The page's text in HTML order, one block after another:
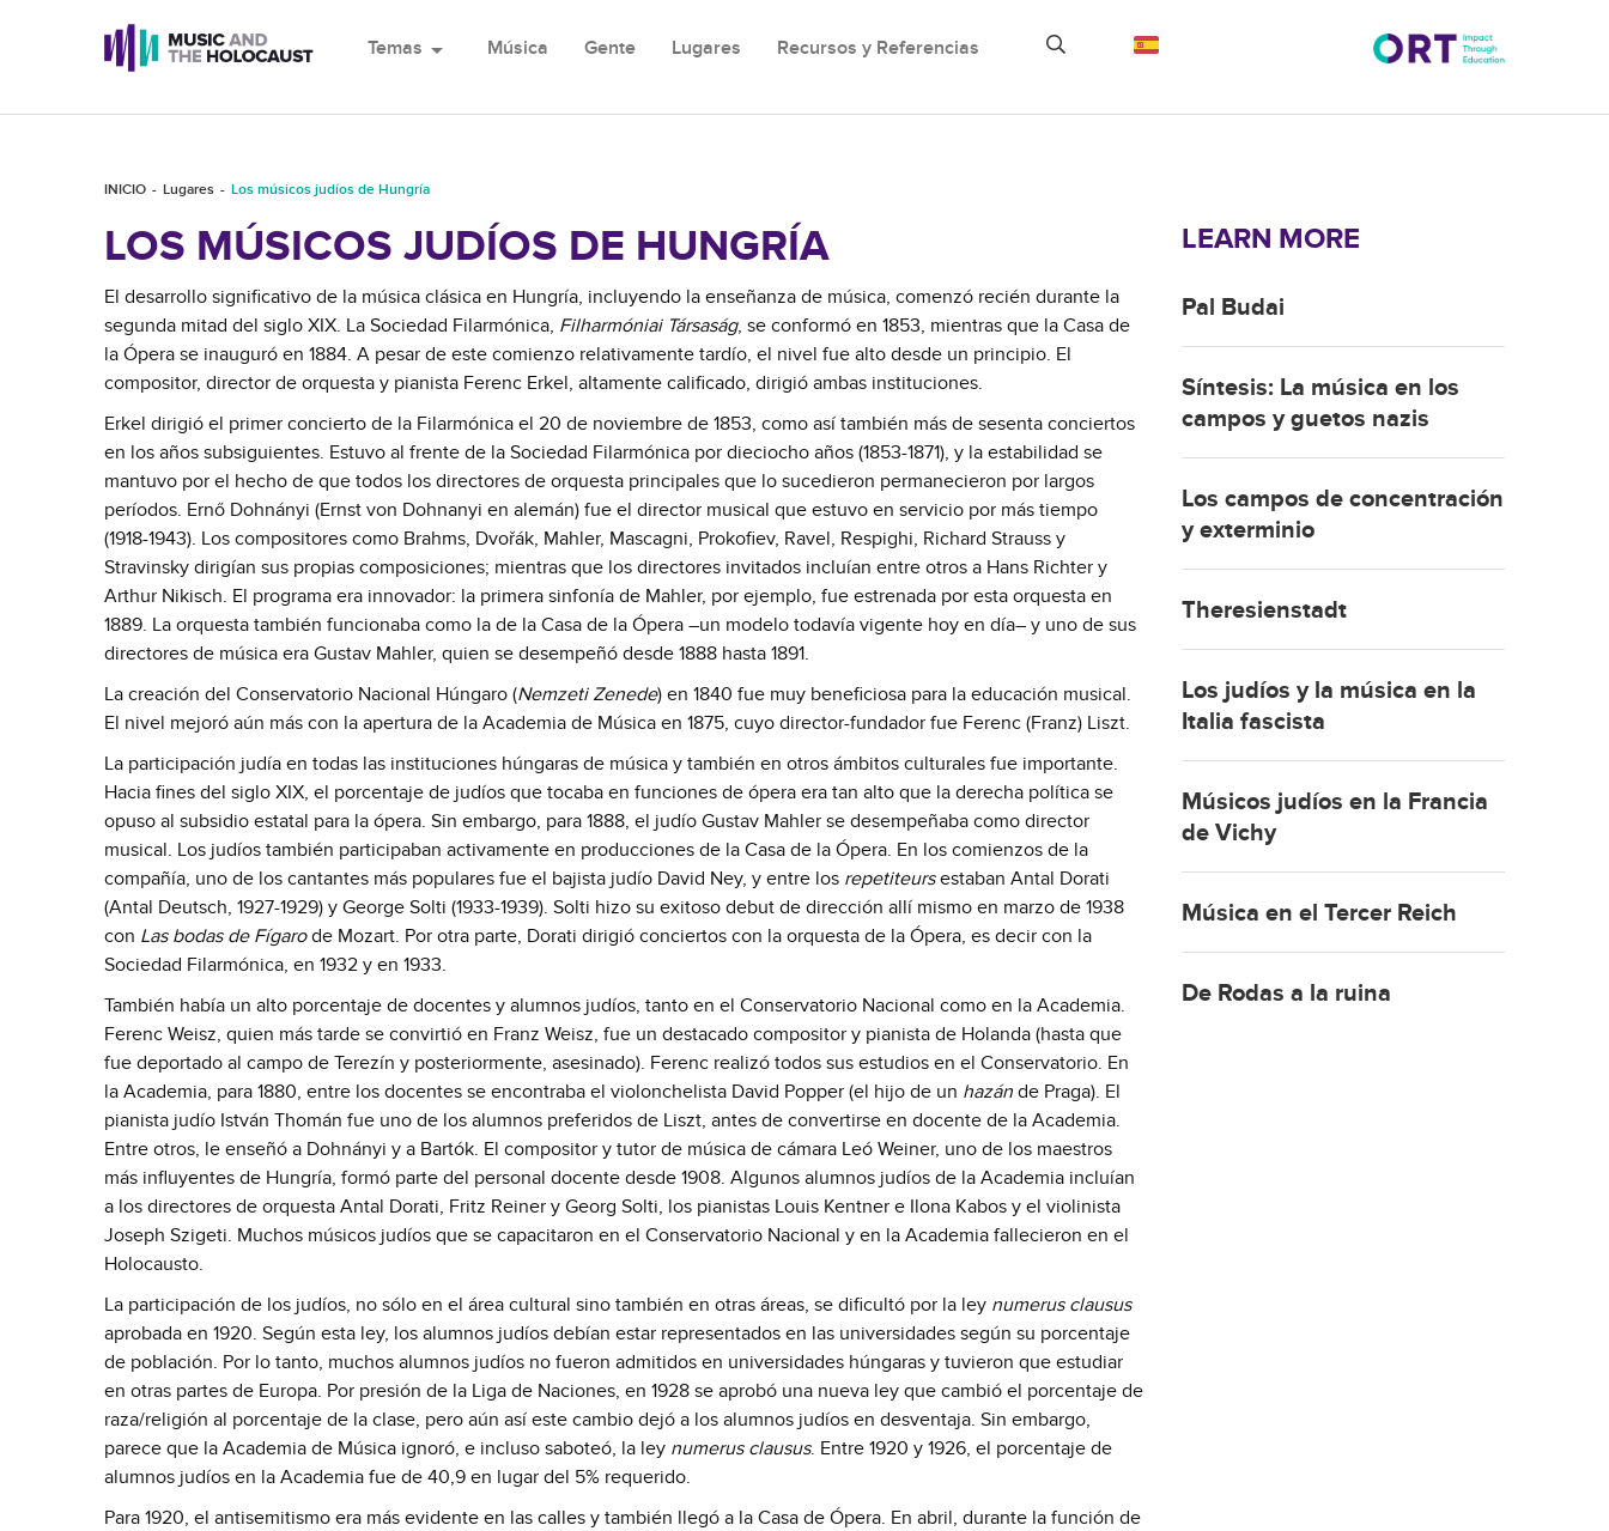
Temas arrow_drop_down Música Gente Lugares Recursos y Referencias
INICIO Lugares Los músicos judíos de Hungría
LOS MÚSICOS JUDÍOS DE HUNGRÍA
El desarrollo significativo de la música clásica en Hungría, incluyendo la enseñanza de música, comenzó recién durante la
segunda mitad del siglo XIX. La Sociedad Filarmónica, Filharmóniai Társaság, se conformó en 1853, mientras que la Casa de
la Ópera se inauguró en 1884. A pesar de este comienzo relativamente tardío, el nivel fue alto desde un principio. El
compositor, director de orquesta y pianista Ferenc Erkel, altamente calificado, dirigió ambas instituciones.
Erkel dirigió el primer concierto de la Filarmónica el 20 de noviembre de 1853, como así también más de sesenta conciertos
en los años subsiguientes. Estuvo al frente de la Sociedad Filarmónica por dieciocho años (1853-1871), y la estabilidad se
mantuvo por el hecho de que todos los directores de orquesta principales que lo sucedieron permanecieron por largos
períodos. Ernő Dohnányi (Ernst von Dohnanyi en alemán) fue el director musical que estuvo en servicio por más tiempo
(1918-1943). Los compositores como Brahms, Dvořák, Mahler, Mascagni, Prokofiev, Ravel, Respighi, Richard Strauss y
Stravinsky dirigían sus propias composiciones; mientras que los directores invitados incluían entre otros a Hans Richter y
Arthur Nikisch. El programa era innovador: la primera sinfonía de Mahler, por ejemplo, fue estrenada por esta orquesta en
1889. La orquesta también funcionaba como la de la Casa de la Ópera –un modelo todavía vigente hoy en día– y uno de sus
directores de música era Gustav Mahler, quien se desempeñó desde 1888 hasta 1891.
La creación del Conservatorio Nacional Húngaro (Nemzeti Zenede) en 1840 fue muy beneficiosa para la educación musical.
El nivel mejoró aún más con la apertura de la Academia de Música en 1875, cuyo director-fundador fue Ferenc (Franz) Liszt.
La participación judía en todas las instituciones húngaras de música y también en otros ámbitos culturales fue importante.
Hacia fines del siglo XIX, el porcentaje de judíos que tocaba en funciones de ópera era tan alto que la derecha política se
opuso al subsidio estatal para la ópera. Sin embargo, para 1888, el judío Gustav Mahler se desempeñaba como director
musical. Los judíos también participaban activamente en producciones de la Casa de la Ópera. En los comienzos de la
compañía, uno de los cantantes más populares fue el bajista judío David Ney, y entre los repetiteursestaban Antal Dorati
(Antal Deutsch, 1927-1929) y George Solti (1933-1939). Solti hizo su exitoso debut de dirección allí mismo en marzo de 1938
con Las bodas de Fígarode Mozart. Por otra parte, Dorati dirigió conciertos con la orquesta de la Ópera, es decir con la
Sociedad Filarmónica, en 1932 y en 1933.
También había un alto porcentaje de docentes y alumnos judíos, tanto en el Conservatorio Nacional como en la Academia.
Ferenc Weisz, quien más tarde se convirtió en Franz Weisz, fue un destacado compositor y pianista de Holanda (hasta que
fue deportado al campo de Terezín y posteriormente, asesinado). Ferenc realizó todos sus estudios en el Conservatorio. En
la Academia, para 1880, entre los docentes se encontraba el violonchelista David Popper (el hijo de un hazán de Praga). El
pianista judío István Thomán fue uno de los alumnos preferidos de Liszt, antes de convertirse en docente de la Academia.
Entre otros, le enseñó a Dohnányi y a Bartók. El compositor y tutor de música de cámara Leó Weiner, uno de los maestros
más influyentes de Hungría, formó parte del personal docente desde 1908. Algunos alumnos judíos de la Academia incluían
a los directores de orquesta Antal Dorati, Fritz Reiner y Georg Solti, los pianistas Louis Kentner e Ilona Kabos y el violinista
Joseph Szigeti. Muchos músicos judíos que se capacitaron en el Conservatorio Nacional y en la Academia fallecieron en el
Holocausto.
La participación de los judíos, no sólo en el área cultural sino también en otras áreas, se dificultó por la ley numerus clausus
aprobada en 1920. Según esta ley, los alumnos judíos debían estar representados en las universidades según su porcentaje
de población. Por lo tanto, muchos alumnos judíos no fueron admitidos en universidades húngaras y tuvieron que estudiar
en otras partes de Europa. Por presión de la Liga de Naciones, en 1928 se aprobó una nueva ley que cambió el porcentaje de
raza/religión al porcentaje de la clase, pero aún así este cambio dejó a los alumnos judíos en desventaja. Sin embargo,
parece que la Academia de Música ignoró, e incluso saboteó, la ley numerus clausus. Entre 1920 y 1926, el porcentaje de
alumnos judíos en la Academia fue de 40,9 en lugar del 5% requerido.
Para 1920, el antisemitismo era más evidente en las calles y también llegó a la Casa de Ópera. En abril, durante la función de
LEARN MORE
Pal Budai
Síntesis: La música en los
campos y guetos nazis
Los campos de concentración
y exterminio
Theresienstadt
Los judíos y la música en la
Italia fascista
Músicos judíos en la Francia
de Vichy
Música en el Tercer Reich
De Rodas a la ruina